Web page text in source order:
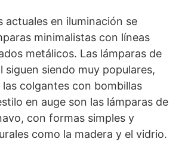
actuales en iluminación se
minimalistas con líneas
metálicos. Las lámparas de
siguen siendo muy populares,
las colgantes con bombillas
en auge son las lámparas de
con formas simples y
como la madera y el vidrio.